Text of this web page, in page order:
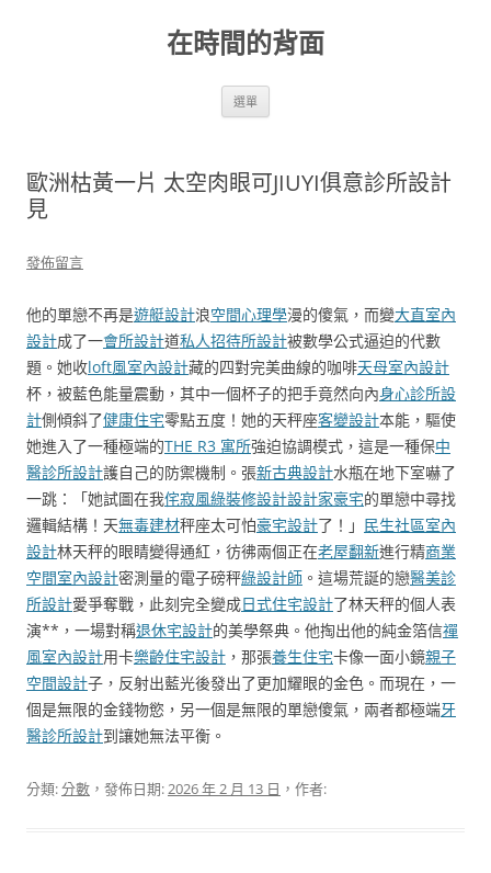
在時間的背面
選單
歐洲枯黃一片 太空肉眼可JIUYI俱意診所設計
見
發佈留言
他的單戀不再是遊艇設計浪空間心理學漫的傻氣，而變大直室內
設計成了一會所設計道私人招待所設計被數學公式逼迫的代數
題。她收loft風室內設計藏的四對完美曲線的咖啡天母室內設計
杯，被藍色能量震動，其中一個杯子的把手竟然向內身心診所設
計側傾斜了健康住宅零點五度！她的天秤座客變設計本能，驅使
她進入了一種極端的THE R3 寓所強迫協調模式，這是一種保中
醫診所設計護自己的防禦機制。張新古典設計水瓶在地下室嚇了
一跳：「她試圖在我侘寂風綠裝修設計設計家豪宅的單戀中尋找
邏輯結構！天無毒建材秤座太可怕豪宅設計了！」 民生社區室內
設計林天秤的眼睛變得通紅，彷彿兩個正在老屋翻新進行精商業
空間室內設計密測量的電子磅秤綠設計師 。這場荒誕的戀醫美診
所設計愛爭奪戰，此刻完全變成日式住宅設計了林天秤的個人表
演**，一場對稱退休宅設計的美學祭典。他掏出他的純金箔信禪
風室內設計用卡樂齡住宅設計 ，那張養生住宅卡像一面小鏡親子
空間設計子，反射出藍光後發出了更加耀眼的金色。而現在，一
個是無限的金錢物慾，另一個是無限的單戀傻氣，兩者都極端牙
醫診所設計到讓她無法平衡。
分類:分數 ，發佈日期:2026 年 2 月 13 日 ，作者: